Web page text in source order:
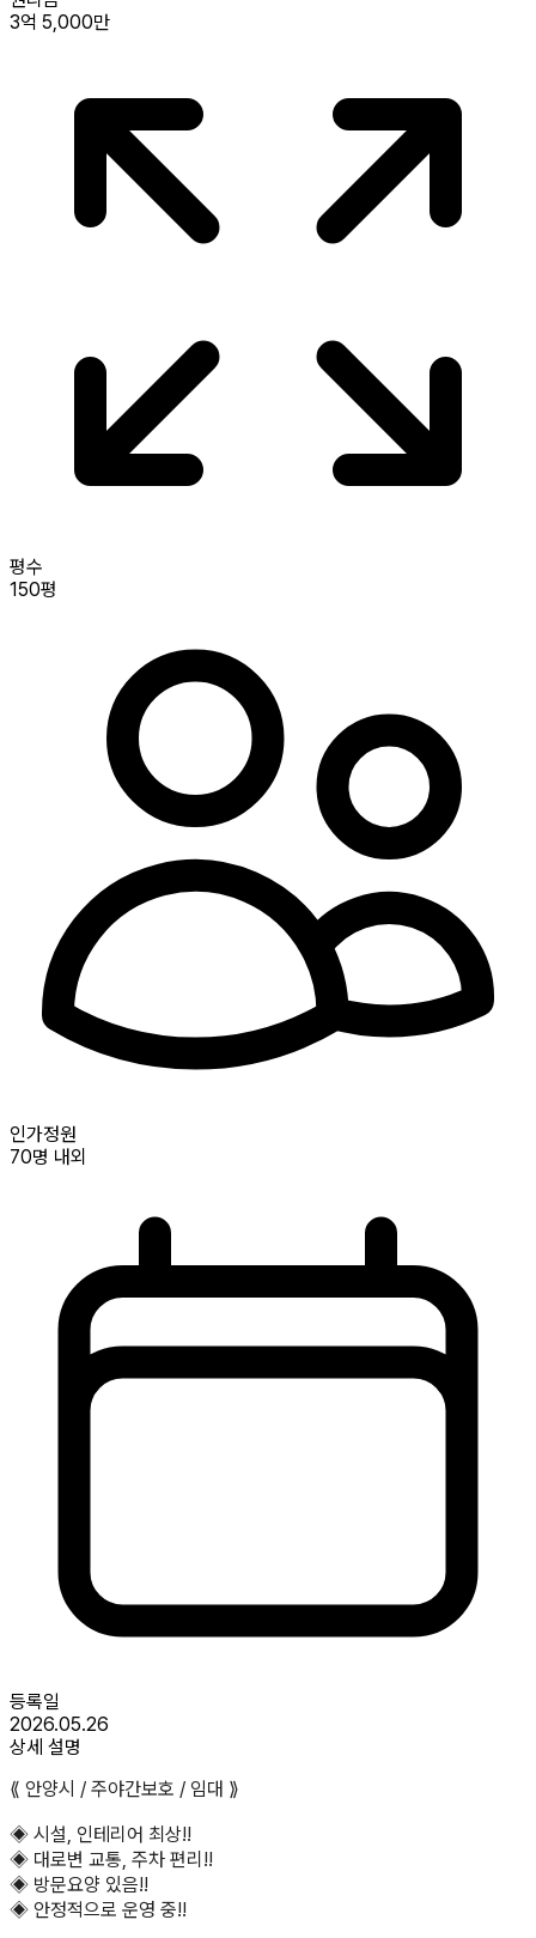
3억 5,000만
평수
150평
인가정원
70명 내외
등록일
2026.05.26
상세 설명
⟪ 안양시 / 주야간보호 / 임대 ⟫
◈ 시설, 인테리어 최상!!
◈ 대로변 교통, 주차 편리!!
◈ 방문요양 있음!!
◈ 안정적으로 운영 중!!